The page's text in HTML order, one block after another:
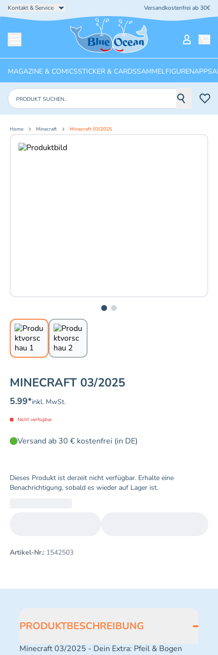
Kontakt & Service Versandkostenfrei ab 30€
Startseite
MAGAZINE & COMICSSTICKER & CARDSSAMMELFIGURENAPPS
Produkte suchen
Home Minecraft Minecraft 03/2025
Aktuelles Bild: 1 von 2
MINECRAFT 03/2025
5.99*inkl. MwSt.
Nicht verfügbar
Versand ab 30 € kostenfrei (in DE)
Dieses Produkt ist derzeit nicht verfügbar. Erhalte eine
Benachrichtigung, sobald es wieder auf Lager ist.
Artikel-Nr.: 1542503
PRODUKTBESCHREIBUNG
Minecraft 03/2025 - Dein Extra: Pfeil & Bogen